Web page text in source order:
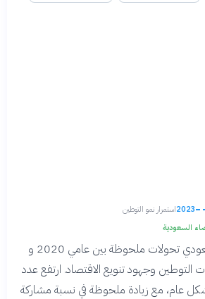
2023استمرار نمو التوطين
السعودية
شهد سوق العمل السعودي تحولات ملحوظة بين عامي 2020 و
التوطين وجهود تنويع الاقتصاد. ارتفع عدد
عام، مع زيادة ملحوظة في نسبة مشاركة